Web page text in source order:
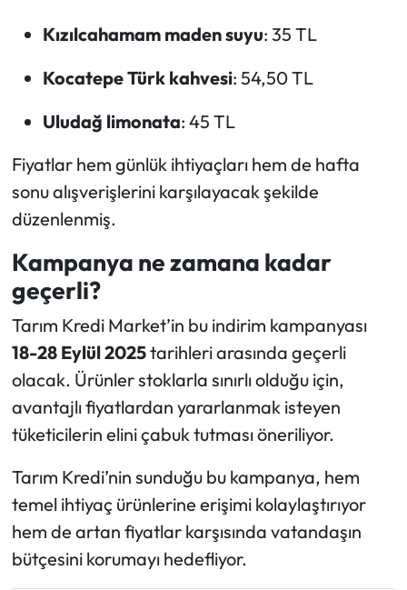
Kızılcahamam maden suyu: 35 TL
Kocatepe Türk kahvesi: 54,50 TL
Uludağ limonata: 45 TL
Fiyatlar hem günlük ihtiyaçları hem de hafta
sonu alışverişlerini karşılayacak şekilde
düzenlenmiş.
Kampanya ne zamana kadar
geçerli?
Tarım Kredi Market’in bu indirim kampanyası
18-28 Eylül 2025tarihleri arasında geçerli
olacak. Ürünler stoklarla sınırlı olduğu için,
avantajlı fiyatlardan yararlanmak isteyen
tüketicilerin elini çabuk tutması öneriliyor.
Tarım Kredi’nin sunduğu bu kampanya, hem
temel ihtiyaç ürünlerine erişimi kolaylaştırıyor
hem de artan fiyatlar karşısında vatandaşın
bütçesini korumayı hedefliyor.